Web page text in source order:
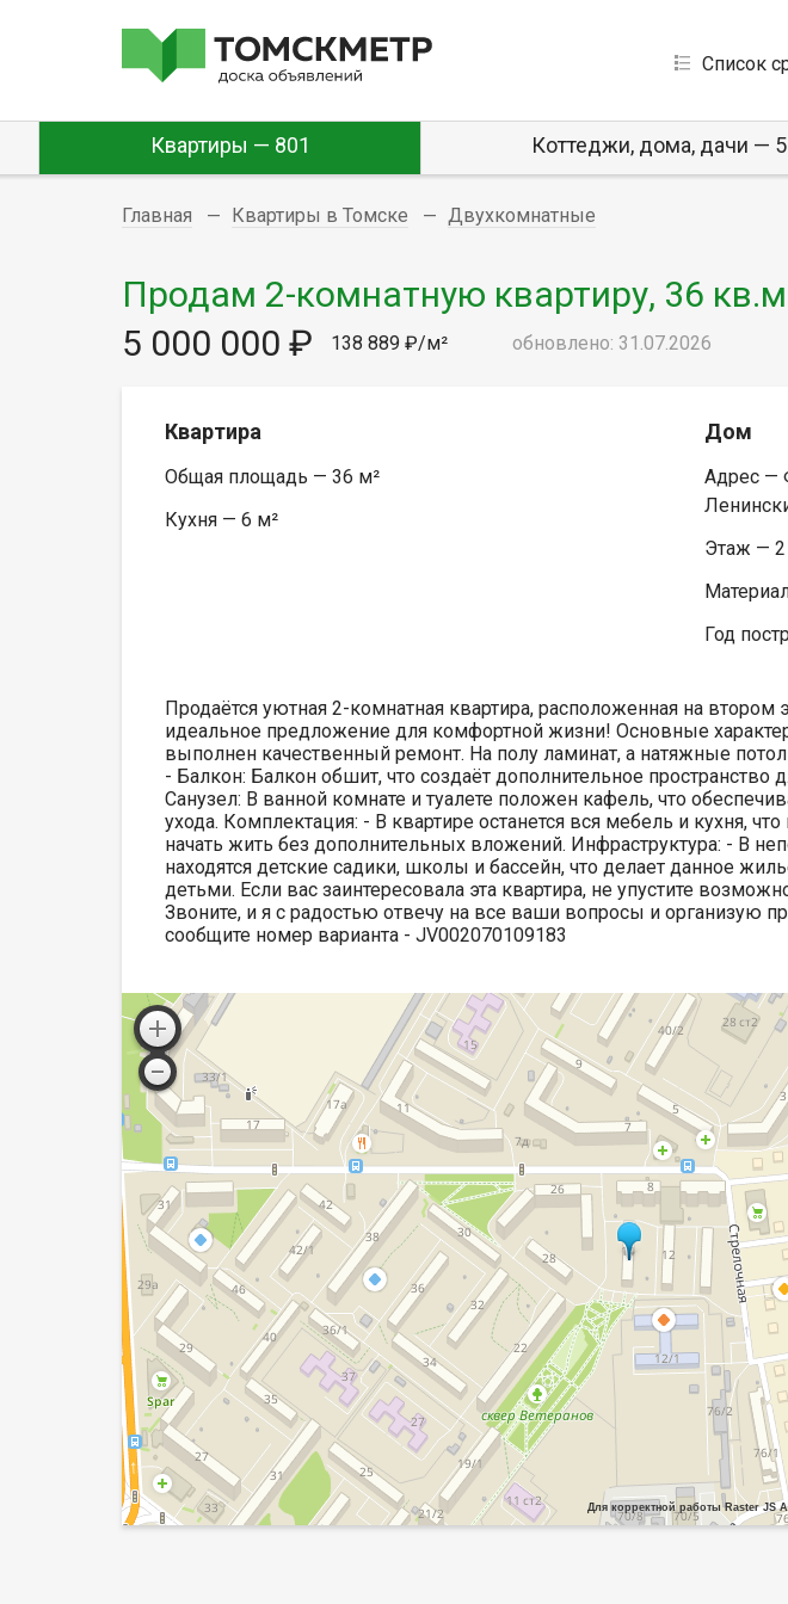
Список
Квартиры — 801 Коттеджи, дома, дачи —
Главная Квартиры в Томске Двухкомнатные
Продам 2-комнатную квартиру, 36
5 000 000 ₽
138 889 ₽/м² обновлено: 31.07.2026
Квартира
Общая площадь — 36 м²
Кухня — 6 м²
Дом
Адрес —
Этаж —
Год
Продаётся уютная 2-комнатная квартира, расположенная на втором
идеальное предложение для комфортной жизни! Основные
выполнен качественный ремонт. На полу ламинат, а натяжные
- Балкон: Балкон обшит, что создаёт дополнительное пространство
Санузел: В ванной комнате и туалете положен кафель, что
ухода. Комплектация: - В квартире останется вся мебель и кухня,
начать жить без дополнительных вложений. Инфраструктура: - В
находятся детские садики, школы и бассейн, что делает данное
детьми. Если вас заинтересовала эта квартира, не упустите
Звоните, и я с радостью отвечу на все ваши вопросы и организую
сообщите номер варианта - JV002070109183
Для корректной работы Raster JS